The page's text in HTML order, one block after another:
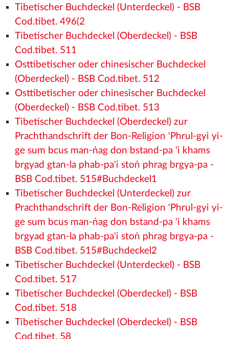
Tibetischer Buchdeckel (Unterdeckel) - BSB
Cod.tibet. 496(2
Tibetischer Buchdeckel (Oberdeckel) - BSB
Cod.tibet. 511
Osttibetischer oder chinesischer Buchdeckel
(Oberdeckel) - BSB Cod.tibet. 512
Osttibetischer oder chinesischer Buchdeckel
(Oberdeckel) - BSB Cod.tibet. 513
Tibetischer Buchdeckel (Oberdeckel) zur
Prachthandschrift der Bon-Religion 'Phrul-gyi yi-
ge sum bcus man-ṅag don bstand-pa 'i khams
brgyad gtan-la phab-pa'i stoṅ phrag brgya-pa -
BSB Cod.tibet. 515#Buchdeckel1
Tibetischer Buchdeckel (Unterdeckel) zur
Prachthandschrift der Bon-Religion 'Phrul-gyi yi-
ge sum bcus man-ṅag don bstand-pa 'i khams
brgyad gtan-la phab-pa'i stoṅ phrag brgya-pa -
BSB Cod.tibet. 515#Buchdeckel2
Tibetischer Buchdeckel (Unterdeckel) - BSB
Cod.tibet. 517
Tibetischer Buchdeckel (Oberdeckel) - BSB
Cod.tibet. 518
Tibetischer Buchdeckel (Oberdeckel) - BSB
Cod.tibet. 58